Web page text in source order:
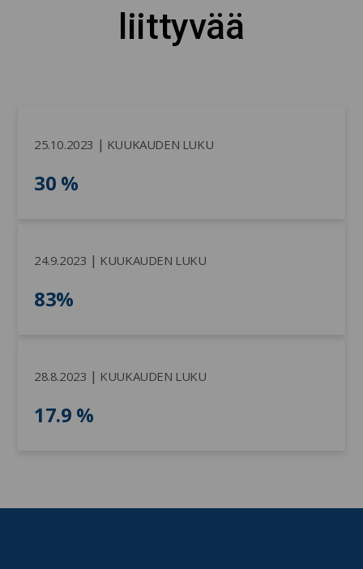
liittyvää
25.10.2023 | KUUKAUDEN LUKU
30 %
24.9.2023 | KUUKAUDEN LUKU
83%
28.8.2023 | KUUKAUDEN LUKU
17.9 %